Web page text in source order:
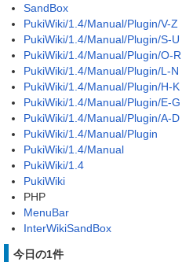
SandBox
PukiWiki/1.4/Manual/Plugin/V-Z
PukiWiki/1.4/Manual/Plugin/S-U
PukiWiki/1.4/Manual/Plugin/O-R
PukiWiki/1.4/Manual/Plugin/L-N
PukiWiki/1.4/Manual/Plugin/H-K
PukiWiki/1.4/Manual/Plugin/E-G
PukiWiki/1.4/Manual/Plugin/A-D
PukiWiki/1.4/Manual/Plugin
PukiWiki/1.4/Manual
PukiWiki/1.4
PukiWiki
PHP
MenuBar
InterWikiSandBox
今日の1件